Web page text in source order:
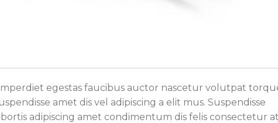
egestas faucibus auctor nascetur volutpat
amet dis vel adipiscing a elit mus. Suspendisse
adipiscing amet condimentum dis felis consectetur at